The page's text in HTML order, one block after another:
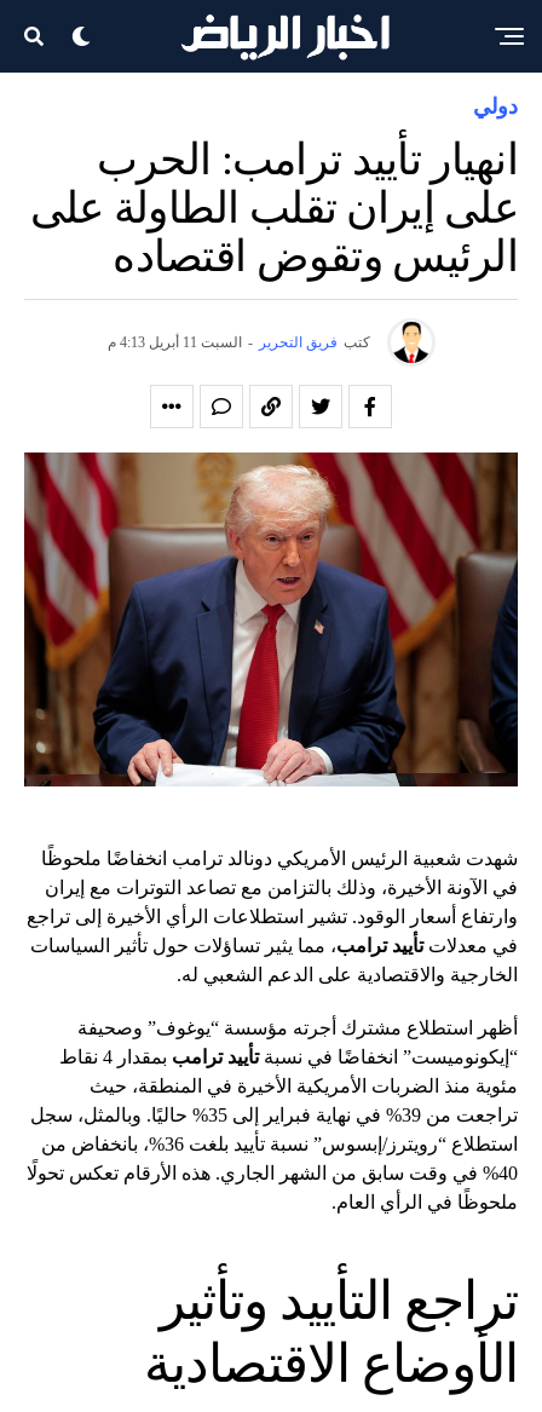
دولي
انهيار تأييد ترامب: الحرب
على إيران تقلب الطاولة على
الرئيس وتقوض اقتصاده
كتب فريق التحرير - السبت 11 أبريل 4:13 م
شهدت شعبية الرئيس الأمريكي دونالد ترامب انخفاضًا ملحوظًا
في الآونة الأخيرة، وذلك بالتزامن مع تصاعد التوترات مع إيران
وارتفاع أسعار الوقود. تشير استطلاعات الرأي الأخيرة إلى تراجع
في معدلاتتأييد ترامب، مما يثير تساؤلات حول تأثير السياسات
الخارجية والاقتصادية على الدعم الشعبي له.
أظهر استطلاع مشترك أجرته مؤسسة “يوغوف” وصحيفة
“إيكونوميست” انخفاضًا في نسبةتأييد ترامب
بمقدار 4 نقاط
مئوية منذ الضربات الأمريكية الأخيرة في المنطقة، حيث
تراجعت من 39% في نهاية فبراير إلى 35% حاليًا. وبالمثل، سجل
استطلاع “رويترز/إبسوس” نسبة تأييد بلغت 36%، بانخفاض من
40% في وقت سابق من الشهر الجاري. هذه الأرقام تعكس تحولًا
ملحوظًا في الرأي العام.
تراجع التأييد وتأثير
الأوضاع الاقتصادية